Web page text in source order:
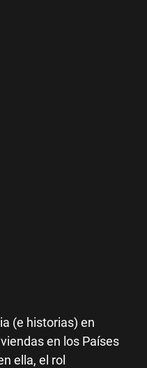
(e historias) en
en los Países
ella, el rol